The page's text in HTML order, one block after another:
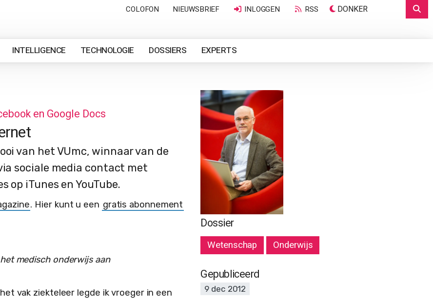
COLOFON NIEUWSBRIEF INLOGGEN RSS DONKER
INTELLIGENCE TECHNOLOGIE DOSSIERS EXPERTS
en Google Docs
van het VUmc, winnaar van de
sociale media contact met
iTunes en YouTube.
. Hier kunt u een gratis abonnement
medisch onderwijs aan
vak ziekteleer legde ik vroeger in een
Dossier
Wetenschap Onderwijs
Gepubliceerd
9 dec 2012